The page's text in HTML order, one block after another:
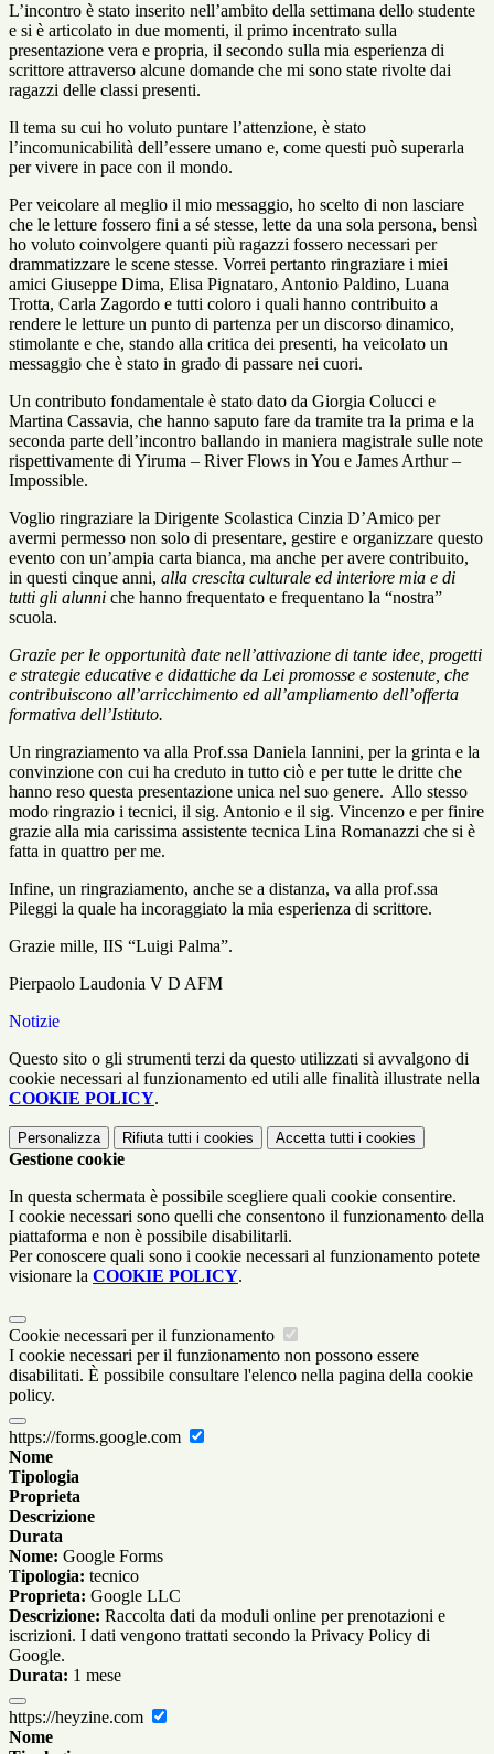
L’incontro è stato inserito nell’ambito della settimana dello studente
e si è articolato in due momenti, il primo incentrato sulla
presentazione vera e propria, il secondo sulla mia esperienza di
scrittore attraverso alcune domande che mi sono state rivolte dai
ragazzi delle classi presenti.
Il tema su cui ho voluto puntare l’attenzione, è stato
l’incomunicabilità dell’essere umano e, come questi può superarla
per vivere in pace con il mondo.
Per veicolare al meglio il mio messaggio, ho scelto di non lasciare
che le letture fossero fini a sé stesse, lette da una sola persona, bensì
ho voluto coinvolgere quanti più ragazzi fossero necessari per
drammatizzare le scene stesse. Vorrei pertanto ringraziare i miei
amici Giuseppe Dima, Elisa Pignataro, Antonio Paldino, Luana
Trotta, Carla Zagordo e tutti coloro i quali hanno contribuito a
rendere le letture un punto di partenza per un discorso dinamico,
stimolante e che, stando alla critica dei presenti, ha veicolato un
messaggio che è stato in grado di passare nei cuori.
Un contributo fondamentale è stato dato da Giorgia Colucci e
Martina Cassavia, che hanno saputo fare da tramite tra la prima e la
seconda parte dell’incontro ballando in maniera magistrale sulle note
rispettivamente di Yiruma – River Flows in You e James Arthur –
Impossible.
Voglio ringraziare la Dirigente Scolastica Cinzia D’Amico per
avermi permesso non solo di presentare, gestire e organizzare questo
evento con un’ampia carta bianca, ma anche per avere contribuito,
in questi cinque anni, alla crescita culturale ed interiore mia e di
tutti gli alunni che hanno frequentato e frequentano la “nostra”
scuola.
Grazie per le opportunità date nell’attivazione di tante idee, progetti
e strategie educative e didattiche da Lei promosse e sostenute, che
contribuiscono all’arricchimento ed all’ampliamento dell’offerta
formativa dell’Istituto.
Un ringraziamento va alla Prof.ssa Daniela Iannini, per la grinta e la
convinzione con cui ha creduto in tutto ciò e per tutte le dritte che
hanno reso questa presentazione unica nel suo genere. Allo stesso
modo ringrazio i tecnici, il sig. Antonio e il sig. Vincenzo e per finire
grazie alla mia carissima assistente tecnica Lina Romanazzi che si è
fatta in quattro per me.
Infine, un ringraziamento, anche se a distanza, va alla prof.ssa
Pileggi la quale ha incoraggiato la mia esperienza di scrittore.
Grazie mille, IIS “Luigi Palma”.
Pierpaolo Laudonia V D AFM
Notizie
Questo sito o gli strumenti terzi da questo utilizzati si avvalgono di
cookie necessari al funzionamento ed utili alle finalità illustrate nella
COOKIE POLICY.
Personalizza Rifiuta tutti i cookies Accetta tutti i cookies
Gestione cookie
In questa schermata è possibile scegliere quali cookie consentire.
I cookie necessari sono quelli che consentono il funzionamento della
piattaforma e non è possibile disabilitarli.
Per conoscere quali sono i cookie necessari al funzionamento potete
visionare la COOKIE POLICY.
Cookie necessari per il funzionamento
I cookie necessari per il funzionamento non possono essere
disabilitati. È possibile consultare l'elenco nella pagina della cookie
policy.
https://forms.google.com
Nome
Tipologia
Proprieta
Descrizione
Durata
Nome: Google Forms
Tipologia: tecnico
Proprieta: Google LLC
Descrizione: Raccolta dati da moduli online per prenotazioni e
iscrizioni. I dati vengono trattati secondo la Privacy Policy di
Google.
Durata: 1 mese
https://heyzine.com
Nome